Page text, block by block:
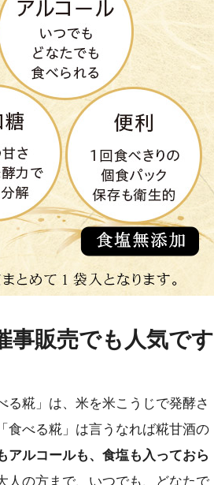
事販売でも人気です
る糀」は、米を米こうじで発酵さ
食べる糀」は言うなれば糀甘酒の
アルコールも、食塩も入っておら
人の方まで、いつでも、どなたで